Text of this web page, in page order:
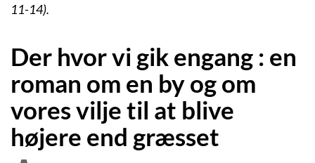
11-14).
Der hvor vi gik engang : en
roman om en by og om
vores vilje til at blive
højere end græsset